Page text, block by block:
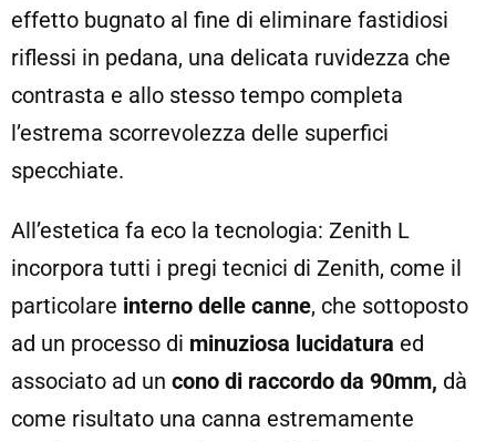
effetto bugnato al fine di eliminare fastidiosi
riflessi in pedana, una delicata ruvidezza che
contrasta e allo stesso tempo completa
l’estrema scorrevolezza delle superfici
specchiate.
All’estetica fa eco la tecnologia: Zenith L
incorpora tutti i pregi tecnici di Zenith, come il
particolare interno delle canne, che sottoposto
ad un processo di minuziosa lucidatura ed
associato ad un cono di raccordo da 90mm, dà
come risultato una canna estremamente